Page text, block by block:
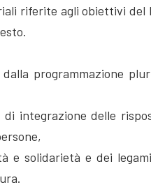
riferite agli obiettivi del
programmazione
integrazione delle
e solidarietà e dei